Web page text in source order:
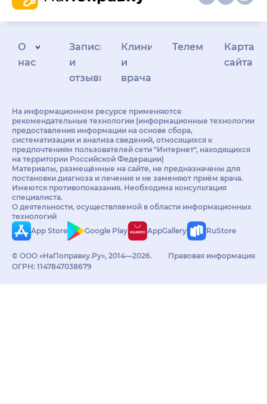
О
нас
Запись
и
отзывы
Клиникам
и
врачам
Телемедицина
Карта
сайта
На информационном ресурсе применяются
рекомендательные технологии (информационные технологии
предоставления информации на основе сбора,
систематизации и анализа сведений, относящихся к
предпочтениям пользователей сети "Интернет", находящихся
на территории Российской Федерации)
Материалы, размещённые на сайте, не предназначены для
постановки диагноза и лечения и не заменяют приём врача.
Имеются противопоказания. Необходима консультация
специалиста.
О деятельности, осуществляемой в области информационных
технологий
App Store
Google Play AppGallery RuStore
© ООО «НаПоправку.Ру», 2014—2026.
ОГРН: 1147847038679
Правовая информация